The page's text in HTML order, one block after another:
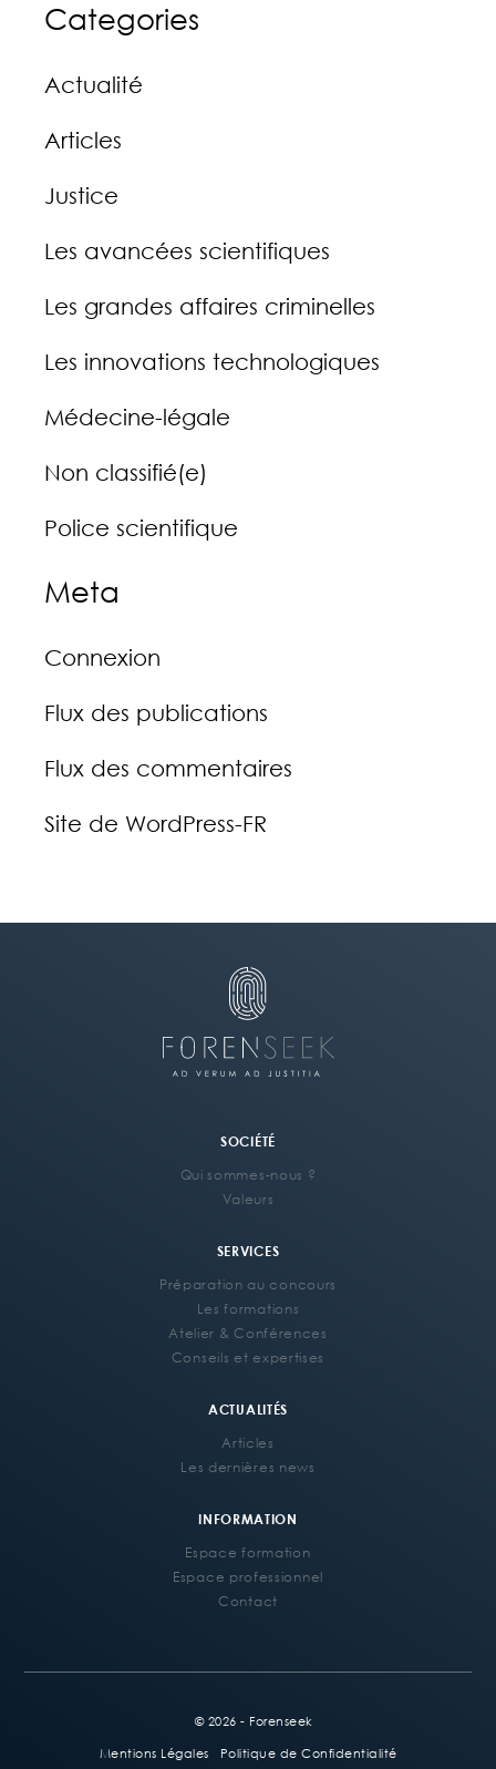
Categories
Actualité
Articles
Justice
Les avancées scientifiques
Les grandes affaires criminelles
Les innovations technologiques
Médecine-légale
Non classifié(e)
Police scientifique
Meta
Connexion
Flux des publications
Flux des commentaires
Site de WordPress-FR
SOCIÉTÉ
Qui sommes-nous ?
Valeurs
SERVICES
Préparation au concours
Les formations
Atelier & Conférences
Conseils et expertises
ACTUALITÉS
Articles
Les dernières news
INFORMATION
Espace formation
Espace professionnel
Contact
© 2026 - Forenseek
Mentions Légales Politique de Confidentialité